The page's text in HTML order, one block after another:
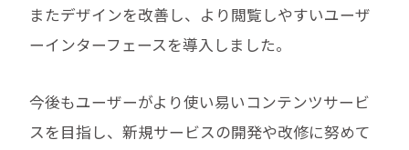
またデザインを改善し、より閲覧しやすいユーザ
ーインターフェースを導入しました。
今後もユーザーがより使い易いコンテンツサービ
スを目指し、新規サービスの開発や改修に努めて